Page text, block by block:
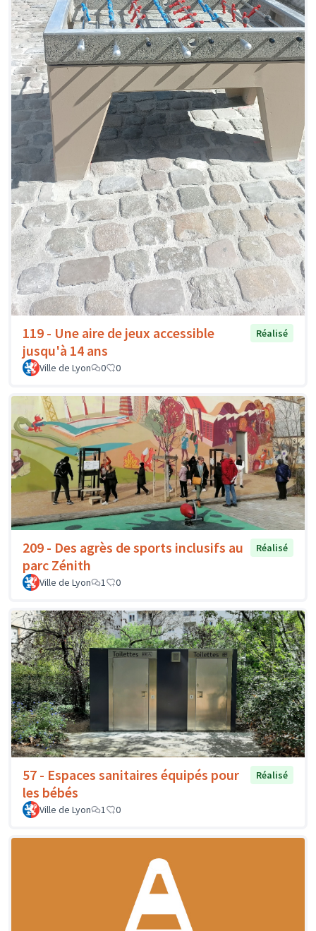
119 - Une aire de jeux accessible
jusqu'à 14 ans
Réalisé
Ville de Lyon 0 0
209 - Des agrès de sports inclusifs au
parc Zénith
Réalisé
Ville de Lyon 1 0
57 - Espaces sanitaires équipés pour
les bébés
Réalisé
Ville de Lyon 1 0